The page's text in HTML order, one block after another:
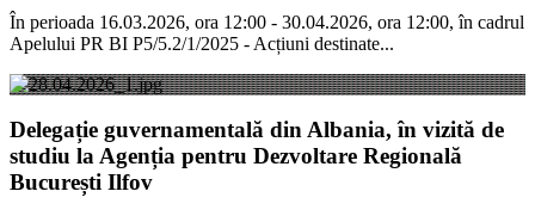
În perioada 16.03.2026, ora 12:00 - 30.04.2026, ora 12:00, în cadrul
Apelului PR BI P5/5.2/1/2025 - Acțiuni destinate...
Delegație guvernamentală din Albania, în vizită de
studiu la Agenția pentru Dezvoltare Regională
București Ilfov